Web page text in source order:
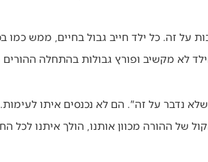
זה. כל ילד חייב גבול בחיים, ממש כמו
לא מקשיב ופורץ גבולות בהתחלה ההורים
נדבר על זה". הם לא נכנסים איתו לעימות.
של ההורה מכוון אותנו, הולך איתנו לכל